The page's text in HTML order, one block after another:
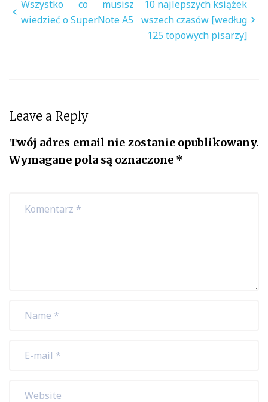
Nawigacja
wpisu
Wszystko co musisz
wiedzieć o SuperNote A5
10 najlepszych książek
wszech czasów [według
125 topowych pisarzy]
Leave a Reply
Twój adres email nie zostanie opublikowany.
Wymagane pola są oznaczone *